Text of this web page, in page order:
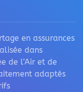
en assurances
dans
de l’Air et de
adaptés